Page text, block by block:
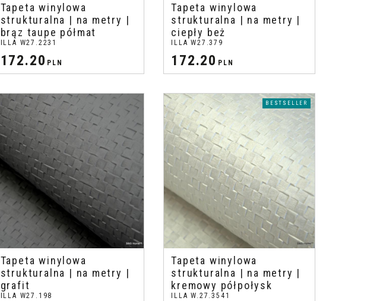
Tapeta winylowa
strukturalna | na metry |
brąz taupe półmat
ILLA W27.2231
172.20 PLN
Tapeta winylowa
strukturalna | na metry |
ciepły beż
ILLA W27.379
172.20 PLN
Tapeta winylowa
strukturalna | na metry |
grafit
ILLA W27.198
BESTSELLER
Tapeta winylowa
strukturalna | na metry |
kremowy półpołysk
ILLA W.27.3541